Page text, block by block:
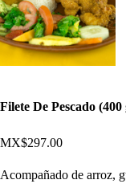
Filete De Pescado (400
MX$297.00
Acompañado de arroz,